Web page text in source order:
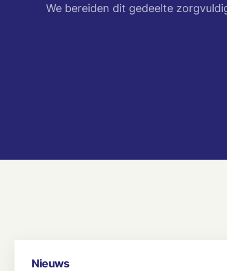
We bereiden dit gedeelte
Nieuws